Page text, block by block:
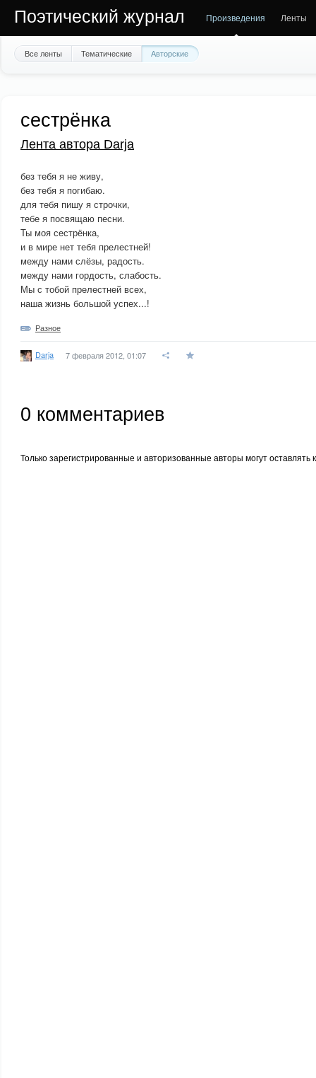
Поэтический журнал Произведения Ленты
Все ленты Тематические Авторские
сестрёнка
Лента автора Darja
без тебя я не живу,
без тебя я погибаю.
для тебя пишу я строчки,
тебе я посвящаю песни.
Ты моя сестрёнка,
и в мире нет тебя прелестней!
между нами слёзы, радость.
между нами гордость, слабость.
Мы с тобой прелестней всех,
наша жизнь большой успех...!
Разное
Darja 7 февраля 2012, 01:07
0 комментариев
Только зарегистрированные и авторизованные авторы могут оставлять